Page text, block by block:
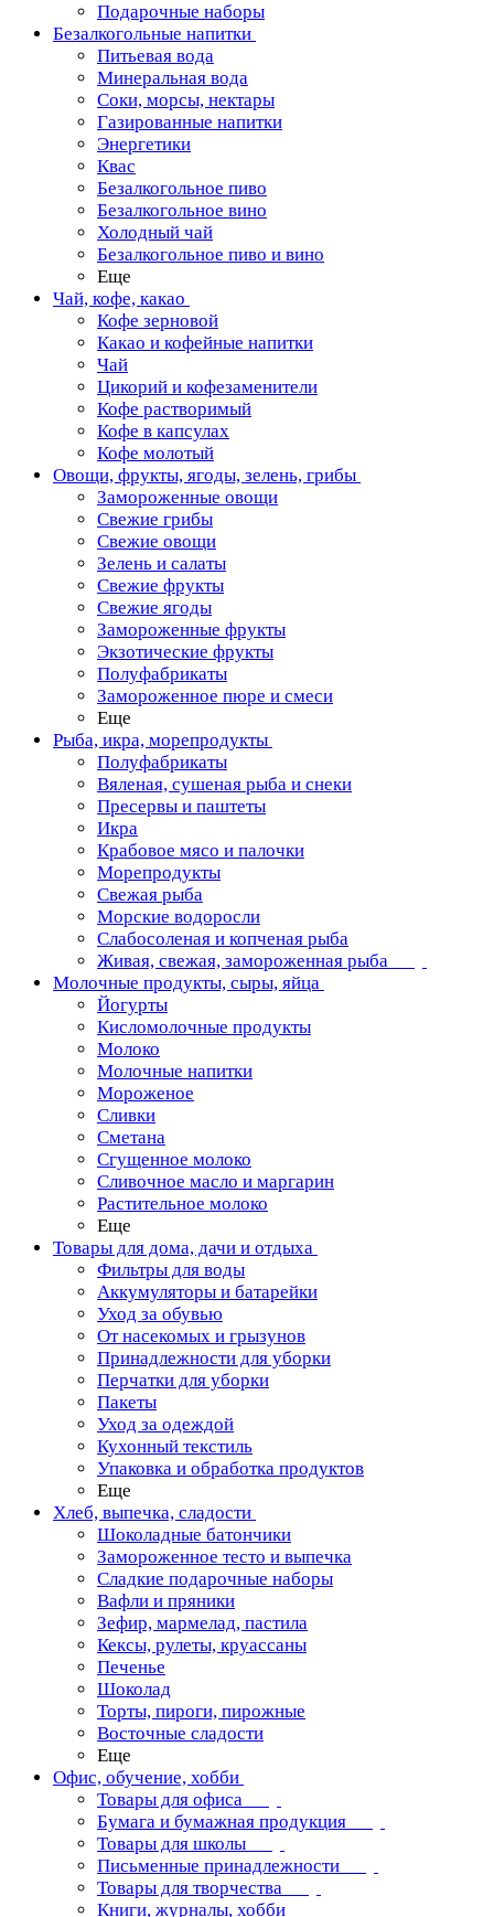
Подарочные наборы
Безалкогольные напитки
Питьевая вода
Минеральная вода
Соки, морсы, нектары
Газированные напитки
Энергетики
Квас
Безалкогольное пиво
Безалкогольное вино
Холодный чай
Безалкогольное пиво и вино
Еще
Чай, кофе, какао
Кофе зерновой
Какао и кофейные напитки
Чай
Цикорий и кофезаменители
Кофе растворимый
Кофе в капсулах
Кофе молотый
Овощи, фрукты, ягоды, зелень, грибы
Замороженные овощи
Свежие грибы
Свежие овощи
Зелень и салаты
Свежие фрукты
Свежие ягоды
Замороженные фрукты
Экзотические фрукты
Полуфабрикаты
Замороженное пюре и смеси
Еще
Рыба, икра, морепродукты
Полуфабрикаты
Вяленая, сушеная рыба и снеки
Пресервы и паштеты
Икра
Крабовое мясо и палочки
Морепродукты
Свежая рыба
Морские водоросли
Слабосоленая и копченая рыба
Живая, свежая, замороженная рыба
Молочные продукты, сыры, яйца
Йогурты
Кисломолочные продукты
Молоко
Молочные напитки
Мороженое
Сливки
Сметана
Сгущенное молоко
Сливочное масло и маргарин
Растительное молоко
Еще
Товары для дома, дачи и отдыха
Фильтры для воды
Аккумуляторы и батарейки
Уход за обувью
От насекомых и грызунов
Принадлежности для уборки
Перчатки для уборки
Пакеты
Уход за одеждой
Кухонный текстиль
Упаковка и обработка продуктов
Еще
Хлеб, выпечка, сладости
Шоколадные батончики
Замороженное тесто и выпечка
Сладкие подарочные наборы
Вафли и пряники
Зефир, мармелад, пастила
Кексы, рулеты, круассаны
Печенье
Шоколад
Торты, пироги, пирожные
Восточные сладости
Еще
Офис, обучение, хобби
Товары для офиса
Бумага и бумажная продукция
Товары для школы
Письменные принадлежности
Товары для творчества
Книги, журналы, хобби